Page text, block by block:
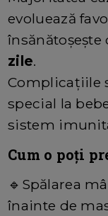
evoluează
zile.
Complicaţiile
special la
sistem
Cum o poţi
🔹 Spălarea
înainte de